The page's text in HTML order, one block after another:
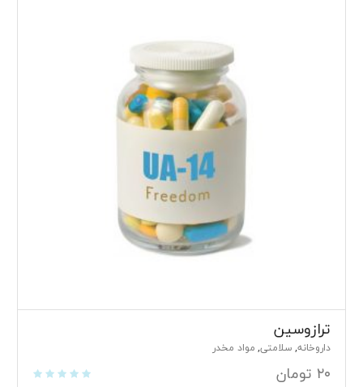
ترازوسین
داروخانه, سلامتی, مواد مخدر
۲۰ تومان